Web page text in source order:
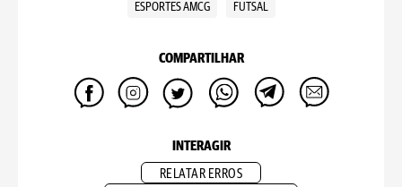
ESPORTES AMCG
FUTSAL
COMPARTILHAR
INTERAGIR
RELATAR ERROS